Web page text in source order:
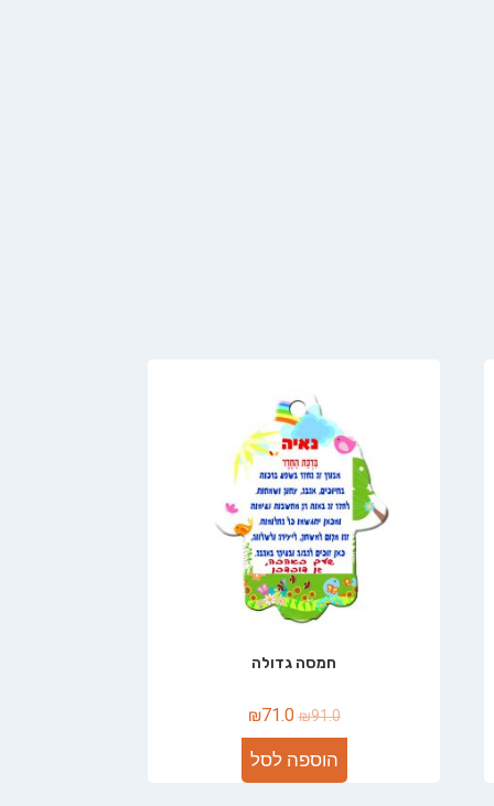
חמסה גדולה
₪91.0
₪71.0
הוספה לסל